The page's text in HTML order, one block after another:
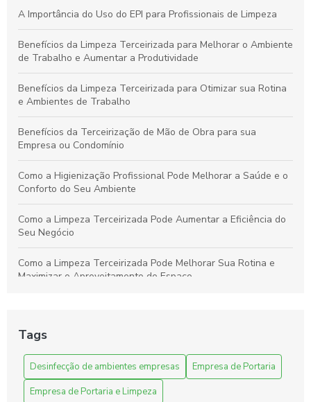
Guia Definitivo para Escolher a Empresa Ideal de Higienização
e Assegurar Ambientes Saudáveis
Como Preservar a Limpeza e a Beleza da Sua Fachada: Guia
Completo de Cuidados Essenciais
A Importância do Uso do EPI para Profissionais de Limpeza
Benefícios da Limpeza Terceirizada para Melhorar o Ambiente
de Trabalho e Aumentar a Produtividade
Benefícios da Limpeza Terceirizada para Otimizar sua Rotina
e Ambientes de Trabalho
Benefícios da Terceirização de Mão de Obra para sua
Empresa ou Condomínio
Como a Higienização Profissional Pode Melhorar a Saúde e o
Conforto do Seu Ambiente
Como a Limpeza Terceirizada Pode Aumentar a Eficiência do
Seu Negócio
Como a Limpeza Terceirizada Pode Melhorar Sua Rotina e
Maximizar o Aproveitamento do Espaço
Qualidade e a Eficiência
Como a terceirização de serviços de limpeza hospitalar
Tags
Desinfecção de ambientes empresas
Empresa de Portaria
Empresa de Portaria e Limpeza